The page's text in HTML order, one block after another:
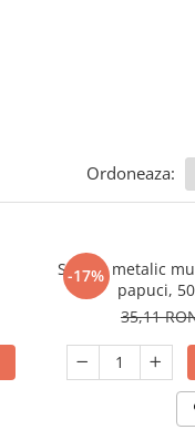
Ordoneaza:
-17%
Suport metalic
papuci,
35,11